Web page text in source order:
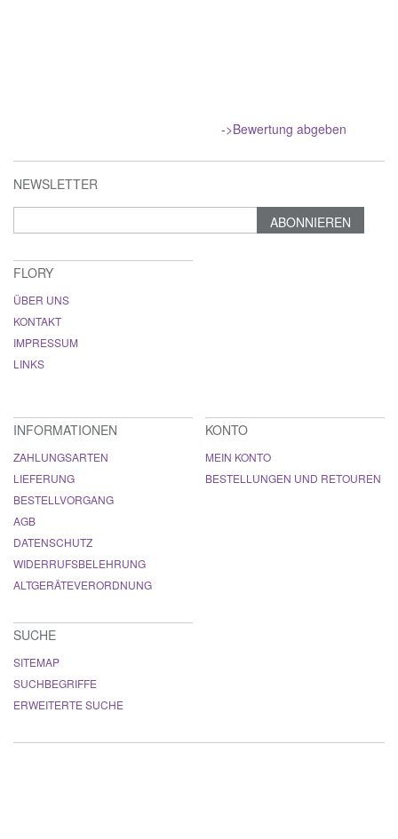
->Bewertung abgeben
NEWSLETTER
ABONNIEREN
FLORY
ÜBER UNS
KONTAKT
IMPRESSUM
LINKS
INFORMATIONEN
ZAHLUNGSARTEN
LIEFERUNG
BESTELLVORGANG
AGB
DATENSCHUTZ
WIDERRUFSBELEHRUNG
ALTGERÄTEVERORDNUNG
KONTO
MEIN KONTO
BESTELLUNGEN UND RETOUREN
SUCHE
SITEMAP
SUCHBEGRIFFE
ERWEITERTE SUCHE